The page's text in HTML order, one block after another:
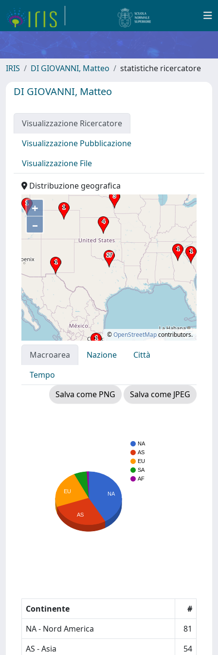
IRIS DI GIOVANNI, Matteo statistiche ricercatore
DI GIOVANNI, Matteo
Visualizzazione Ricercatore
Visualizzazione Pubblicazione
Visualizzazione File
Distribuzione geografica
+
–
©OpenStreetMapcontributors.
Macroarea Nazione
Città
Tempo
Salva come PNG
Salva come JPEG
NA
AS
EU
SA
AF
NA
EU
AS
Continente
#
NA - Nord America
81
AS - Asia
54